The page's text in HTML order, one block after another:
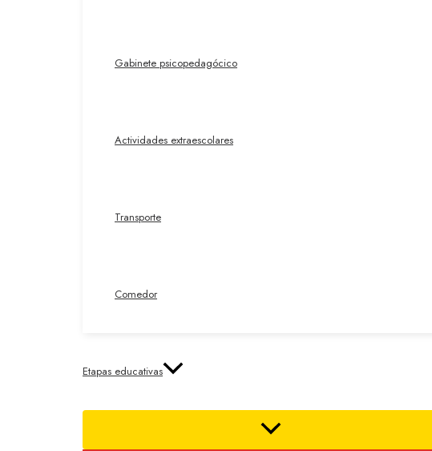
Gabinete psicopedagócico
Actividades extraescolares
Transporte
Comedor
Etapas educativas